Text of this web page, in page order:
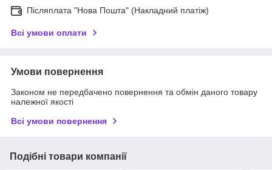
Післяплата "Нова Пошта" (Накладний платіж)
Всі умови оплати
Умови повернення
Законом не передбачено повернення та обмін даного товару
належної якості
Всі умови повернення
Подібні товари компанії